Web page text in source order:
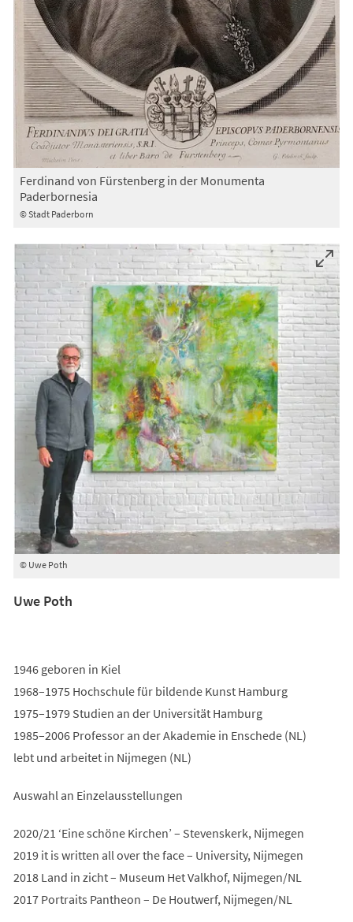
© Stadt Paderborn
Ferdinand von Fürstenberg in der Monumenta
Paderbornesia
© Uwe Poth
Uwe Poth
1946 geboren in Kiel
1968–1975 Hochschule für bildende Kunst Hamburg
1975–1979 Studien an der Universität Hamburg
1985–2006 Professor an der Akademie in Enschede (NL)
lebt und arbeitet in Nijmegen (NL)
Auswahl an Einzelausstellungen
2020/21 ‘Eine schöne Kirchen’ – Stevenskerk, Nijmegen
2019 it is written all over the face – University, Nijmegen
2018 Land in zicht – Museum Het Valkhof, Nijmegen/NL
2017 Portraits Pantheon – De Houtwerf, Nijmegen/NL